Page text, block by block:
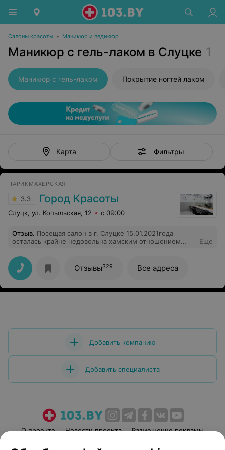
Салоны красоты • Маникюр и педикюр
Маникюр с гель-лаком в Слуцке 1
Маникюр с гель-лаком Покрытие ногтей лаком
Карта Фильтры
ПАРИКМАХЕРСКАЯ
3.3 Город Красоты
Слуцк, ул. Копыльская, 12 с 09:00
Отзыв. Посещая салон в г. Слуцке 15.01.2021года
осталась крайне недовольна хамским отношением
трясет грязной щеткой, затем переставляя вешалку
сбрасывает шубу в на грязный пол( перед этим
предупреждаю, что вешалка порвалась), не извиняясь
начинает хамить, что ничего с вашей шубой не станет.
В разговор вмешивается совсем молодой парикмахер
Еще
Отзывы329 Все адреса
Добавить компанию
Добавить специалиста
О проекте Новости проекта
Размещение рекламы